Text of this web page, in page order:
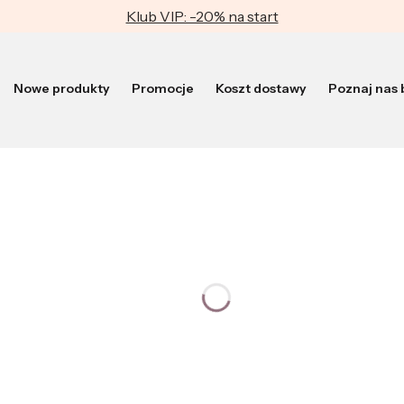
Klub VIP: -20% na start
Nowe produkty Promocje Koszt dostawy Poznaj nas